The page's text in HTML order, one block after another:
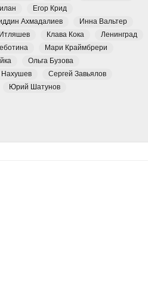
Егор Крид
Ахмадалиев
Инна Вальтер
Клава Кока
Ленинград
Мари Краймбрери
Ольга Бузова
Нахушев
Сергей Завьялов
Юрий Шатунов